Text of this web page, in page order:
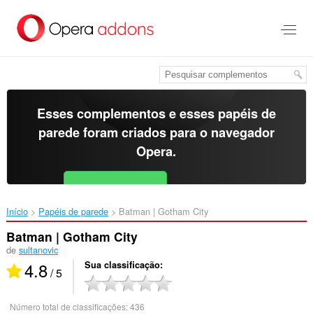
para
Esses complementos e esses papéis de
parede foram criados para o navegador
Opera.
Baixar o Opera Free for Android
Início Papéis de parede Batman | Gotham City‎
Batman | Gotham City
de sultanovic
4.8/ 5 Sua classificação
Número total de classificações:436